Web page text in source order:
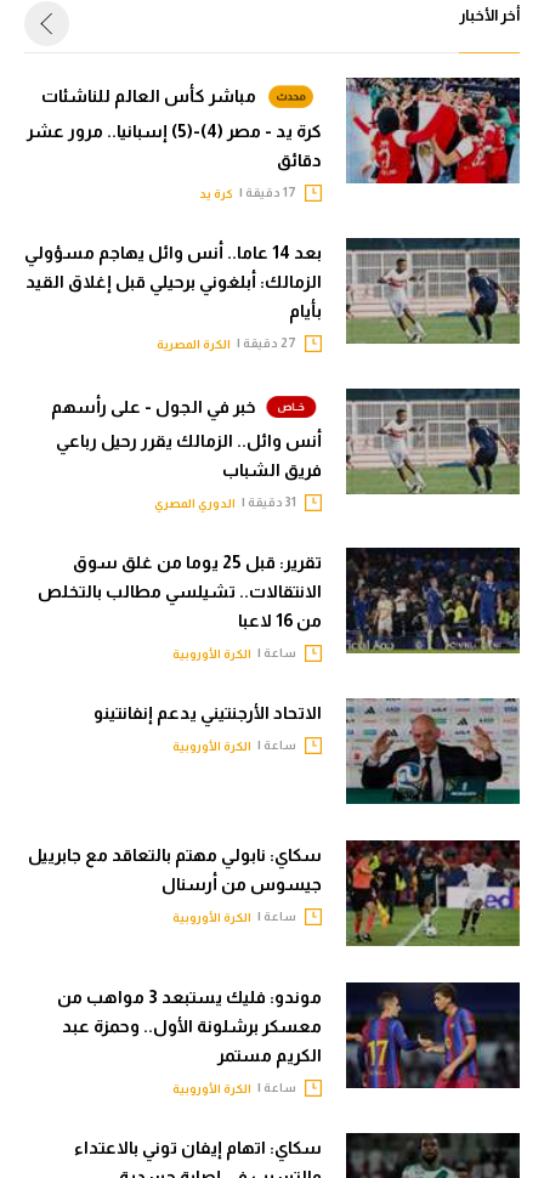
أخر الأخبار
مباشر كأس العالم للناشئات
كرة يد - مصر (4)-(5) إسبانيا.. مرور عشر
دقائق
كرة يد
بعد 14 عاما.. أنس وائل يهاجم مسؤولي
الزمالك: أبلغوني برحيلي قبل إغلاق القيد
بأيام
الكرة المصرية
خبر في الجول - على رأسهم
أنس وائل.. الزمالك يقرر رحيل رباعي
فريق الشباب
الدوري المصري
تقرير: قبل 25 يوما من غلق سوق
الانتقالات.. تشيلسي مطالب بالتخلص
من 16 لاعبا
ساعة | الكرة الأوروبية
الاتحاد الأرجنتيني يدعم إنفانتينو
ساعة | الكرة الأوروبية
سكاي: نابولي مهتم بالتعاقد مع جابرييل
جيسوس من أرسنال
ساعة | الكرة الأوروبية
موندو: فليك يستبعد 3 مواهب من
معسكر برشلونة الأول.. وحمزة عبد
الكريم مستمر
ساعة | الكرة الأوروبية
سكاي: اتهام إيفان توني بالاعتداء